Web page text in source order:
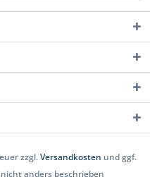
zzgl.Versandkosten und ggf.
anders beschrieben